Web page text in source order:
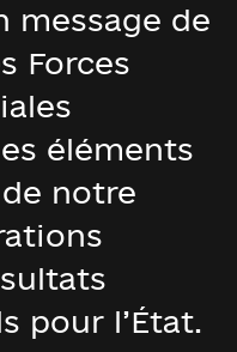
message de
Forces
éléments
notre
pour l’État.